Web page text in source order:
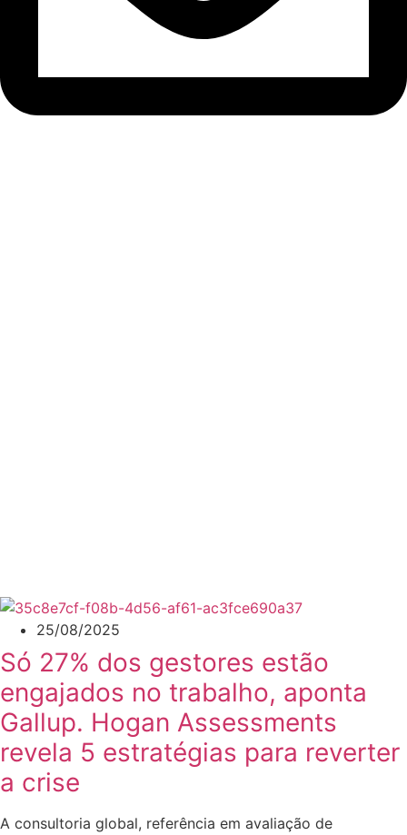
25/08/2025
Só 27% dos gestores estão
engajados no trabalho, aponta
Gallup. Hogan Assessments
revela 5 estratégias para reverter
a crise
A consultoria global, referência em avaliação de